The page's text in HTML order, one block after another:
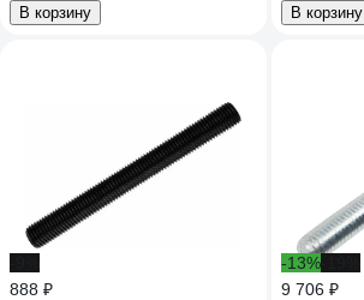
В корзину В корзину
888 ₽
-13%
9 706 ₽